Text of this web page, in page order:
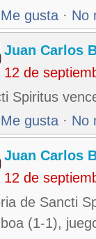
Me gusta · No
Juan Carlos
12 de
Spiritus
Me gusta · No
Juan Carlos
12 de
de Sancti
(1-1),